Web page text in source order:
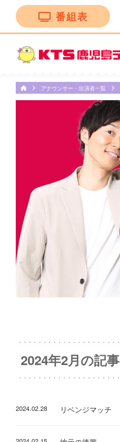
番組表
アナウンサー・出演者一覧
2024年2月の記事
2024.02.28 リベンジマッチ